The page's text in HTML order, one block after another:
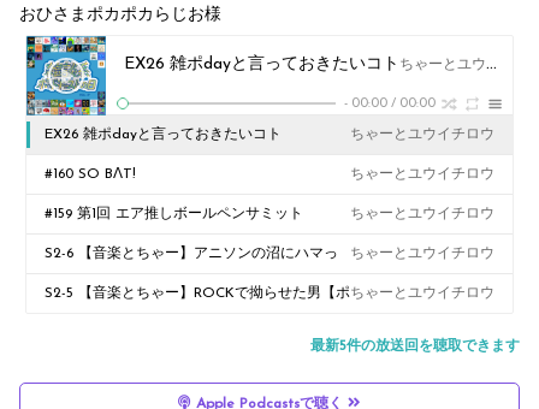
おひさまポカポカらじお様
EX26 雑ポdayと言っておきたいコト ちゃーとユウイチロウ
- 00:00 / 00:00
EX26 雑ポdayと言っておきたいコト ちゃーとユウイチロウ
#160 SO BΛT! ちゃーとユウイチロウ
#159 第1回 エア推しボールペンサミット ちゃーとユウイチロウ
S2-6 【音楽とちゃー】アニソンの沼にハマっ
た男【ポッキャトークテーマ】
ちゃーとユウイチロウ
S2-5 【音楽とちゃー】ROCKで拗らせた男【ポちゃーとユウイチロウ
最新5件の放送回を聴取できます
Apple Podcastsで聴く